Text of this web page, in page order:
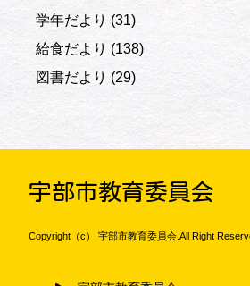
学年だより (31)
給食だより (138)
図書だより (29)
宇部市教育委員会
Copyright（c） 宇部市教育委員会.All Right